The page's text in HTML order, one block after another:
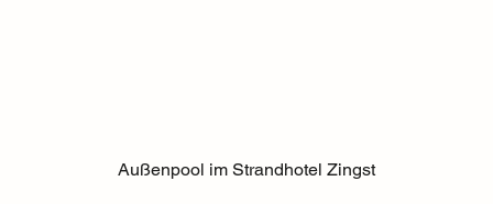
Außenpool im Strandhotel Zingst